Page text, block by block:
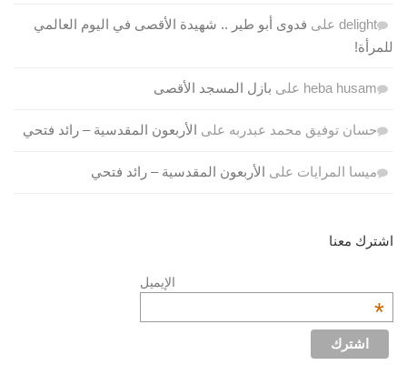
delight على فدوى أبو طير .. شهيدة الأقصى في اليوم العالمي
للمرأة!
heba husam على بازل المسجد الأقصى
حسان توفيق محمد عبدربه على الأربعون المقدسية – رائد فتحي
ميسا المرايات على الأربعون المقدسية – رائد فتحي
اشترك معنا
الإيميل
*